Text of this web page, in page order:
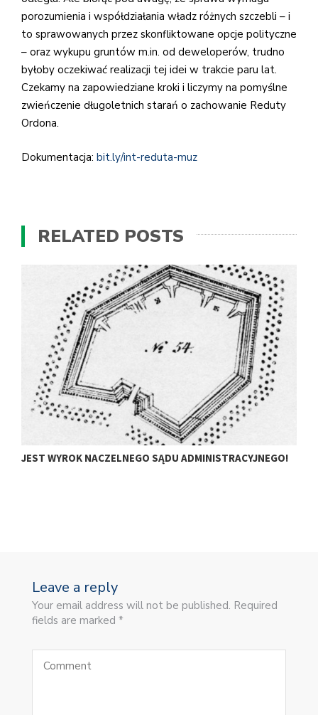
porozumienia i współdziałania władz różnych szczebli – i
to sprawowanych przez skonfliktowane opcje polityczne
– oraz wykupu gruntów m.in. od deweloperów, trudno
byłoby oczekiwać realizacji tej idei w trakcie paru lat.
Czekamy na zapowiedziane kroki i liczymy na pomyślne
zwieńczenie długoletnich starań o zachowanie Reduty
Ordona.
Dokumentacja: bit.ly/int-reduta-muz
RELATED POSTS
JEST WYROK NACZELNEGO SĄDU ADMINISTRACYJNEGO!
Leave a reply
Your email address will not be published. Required
fields are marked *